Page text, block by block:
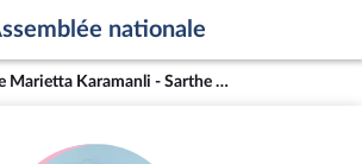
nationale
Mme Marietta Karamanli - Sarthe (2e circonscription)